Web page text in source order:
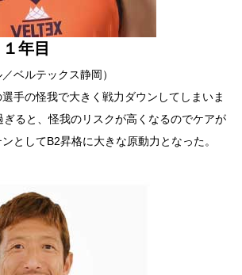
年目
ベルテックス静岡）
手の怪我で大きく戦力ダウンしてしまいま
ると、怪我のリスクが高くなるのでケアが
としてB2昇格に大きな原動力となった。